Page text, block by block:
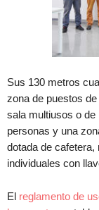
Sus 130 metros
zona de puestos
sala multiusos o de
personas y una
dotada de
individuales con
El reglamento de